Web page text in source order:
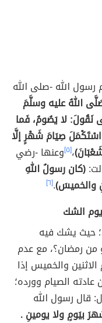
الله -صلى الله
اللهُ عليه وسلَّمَ
لا يَصُومُ، فَما
صِيَامَ شَهْرٍ إلَّا
،[٥] وعنها -رضي
(كان رسولُ اللهِ
والخميسَ).[٦]
الشك
حيث يشك فيه
رمضان؟، مع عدم
والخميس إذا
الصيام وورده؛
قال رسول الله
بيَومٍ ولا يومينِ .